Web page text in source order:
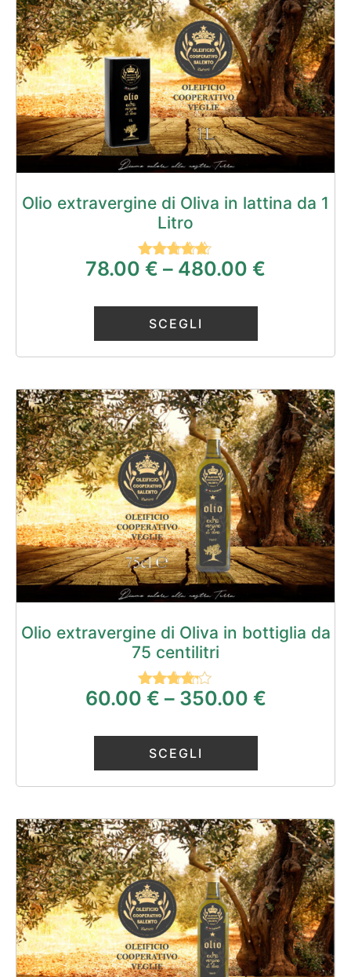
Olio extravergine di Oliva in lattina da 1
Litro
Valutato
78.00 € – 480.00 €
SCEGLI
Olio extravergine di Oliva in bottiglia da
75 centilitri
Valutato
4.00
60.00 € – 350.00 €
SCEGLI